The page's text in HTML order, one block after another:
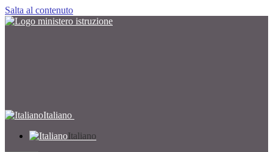
Salta al contenuto
Italiano
Italiano